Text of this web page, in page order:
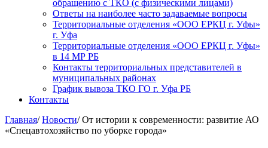
обращению с ТКО (с физическими лицами)
Ответы на наиболее часто задаваемые вопросы
Территориальные отделения «ООО ЕРКЦ г. Уфы»
г. Уфа
Территориальные отделения «ООО ЕРКЦ г. Уфы»
в 14 МР РБ
Контакты территориальных представителей в
муниципальных районах
График вывоза ТКО ГО г. Уфа РБ
Контакты
Главная/ Новости/ От истории к современности: развитие АО
«Спецавтохозяйство по уборке города»